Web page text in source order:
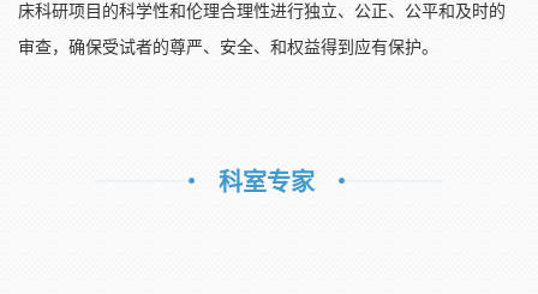
床科研项目的科学性和伦理合理性进行独立、公正、公平和及时的
审查，确保受试者的尊严、安全、和权益得到应有保护。
科室专家